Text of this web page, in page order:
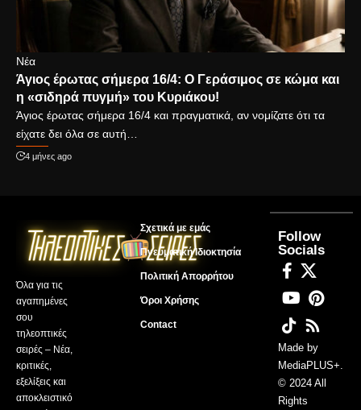
Νέα
Άγιος έρωτας σήμερα 16/4: Ο Γεράσιμος σε κώμα και
η «σιδηρά πυγμή» του Κυριάκου!
Άγιος έρωτας σήμερα 16/4 και πραγματικά, αν νομίζατε ότι τα
είχατε δει όλα σε αυτή…
4 μήνες ago
Όλα για τις
αγαπημένες
σου
τηλεοπτικές
σειρές – Νέα,
κριτικές,
εξελίξεις και
αποκλειστικό
Σχετικά με εμάς
Πνευματική Ιδιοκτησία
Πολιτική Απορρήτου
Όροι Χρήσης
Contact
Follow
Socials
Made by
MediaPLUS+.
© 2024 All
Rights